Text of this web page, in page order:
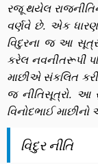
રજૂ થયેલ
વર્ણવે છે. એક
વિદુરના જ આ
કરેલ નવનીતરૂપી
માછીએ સંકલિત
જ નીતિસૂત્રો. આ
વિનોદભાઈ
વિદુર નીતિ